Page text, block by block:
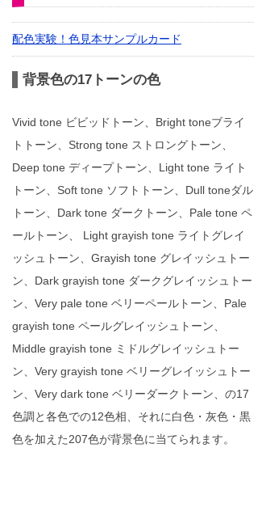
配色実験！色見本サンプルカード
背景色の17トーンの色
Vivid tone ビビッドトーン、Bright toneブライ
トトーン、Strong tone ストロングトーン、
Deep tone ディープトーン、Light tone ライト
トーン、Soft tone ソフトトーン、Dull toneダル
トーン、Dark tone ダークトーン、Pale tone ペ
ールトーン、 Light grayish tone ライトグレイ
ッシュトーン、Grayish tone グレイッシュトー
ン、Dark grayish tone ダークグレイッシュトー
ン、Very pale tone ベリーペールトーン、Pale
grayish tone ペールグレイッシュトーン、
Middle grayish tone ミドルグレイッシュトー
ン、Very grayish tone ベリーグレイッシュトー
ン、Very dark tone ベリーダークトーン、の17
色調と各色での12色相、それに白色・灰色・黒
色を加えた207色が背景色に当てられます。